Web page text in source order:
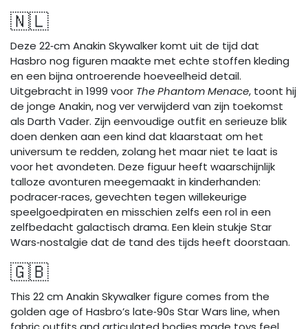
🇳🇱
Deze 22‑cm Anakin Skywalker komt uit de tijd dat
Hasbro nog figuren maakte met echte stoffen kleding
en een bijna ontroerende hoeveelheid detail.
Uitgebracht in 1999 voor The Phantom Menace, toont hij
de jonge Anakin, nog ver verwijderd van zijn toekomst
als Darth Vader. Zijn eenvoudige outfit en serieuze blik
doen denken aan een kind dat klaarstaat om het
universum te redden, zolang het maar niet te laat is
voor het avondeten. Deze figuur heeft waarschijnlijk
talloze avonturen meegemaakt in kinderhanden:
podracer‑races, gevechten tegen willekeurige
speelgoedpiraten en misschien zelfs een rol in een
zelfbedacht galactisch drama. Een klein stukje Star
Wars‑nostalgie dat de tand des tijds heeft doorstaan.
🇬🇧
This 22 cm Anakin Skywalker figure comes from the
golden age of Hasbro’s late‑90s Star Wars line, when